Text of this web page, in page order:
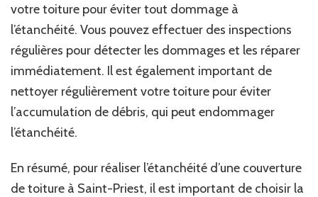
votre toiture pour éviter tout dommage à
l’étanchéité. Vous pouvez effectuer des inspections
régulières pour détecter les dommages et les réparer
immédiatement. Il est également important de
nettoyer régulièrement votre toiture pour éviter
l’accumulation de débris, qui peut endommager
l’étanchéité.
En résumé, pour réaliser l’étanchéité d’une couverture
de toiture à Saint-Priest, il est important de choisir la